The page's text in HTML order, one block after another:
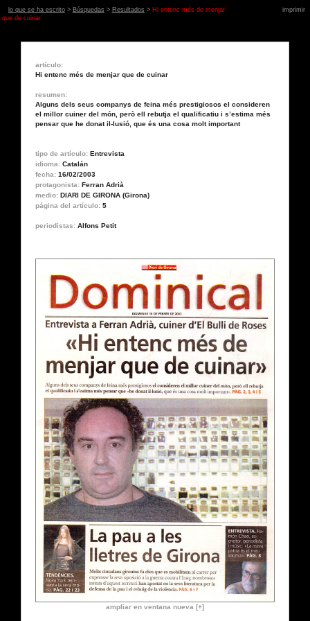
lo que se ha escrito> Búsquedas > Resultados > Hi entenc més de menjar
que de cuinar
imprimir
artículo:
Hi entenc més de menjar que de cuinar
resumen:
Alguns dels seus companys de feina més prestigiosos el consideren
el millor cuiner del món, però ell rebutja el qualificatiu i s’estima més
pensar que he donat il-lusió, que és una cosa molt important
tipo de artículo: Entrevista
idioma: Catalán
fecha: 16/02/2003
protagonista: Ferran Adrià
medio: DIARI DE GIRONA (Girona)
página del artículo: 5
periodistas: Alfons Petit
ampliar en ventana nueva [+]